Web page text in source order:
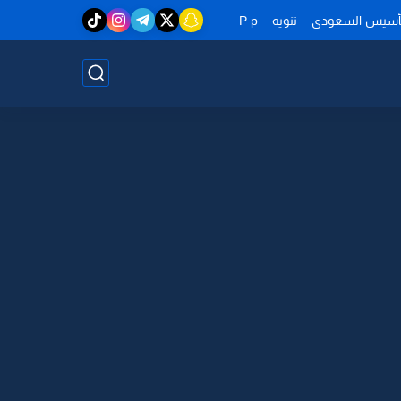
السعودي تنويه P p